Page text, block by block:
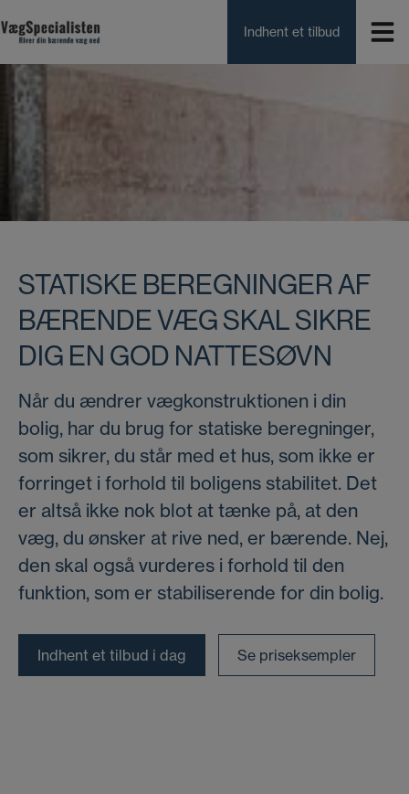
til
indholdet
Indhent et tilbud
STATISKE BEREGNINGER AF
BÆRENDE VÆG SKAL SIKRE
DIG EN GOD NATTESØVN
Når du ændrer vægkonstruktionen i din
bolig, har du brug for statiske beregninger,
som sikrer, du står med et hus, som ikke er
forringet i forhold til boligens stabilitet. Det
er altså ikke nok blot at tænke på, at den
væg, du ønsker at rive ned, er bærende. Nej,
den skal også vurderes i forhold til den
funktion, som er stabiliserende for din bolig.
Indhent et tilbud i dag Se priseksempler